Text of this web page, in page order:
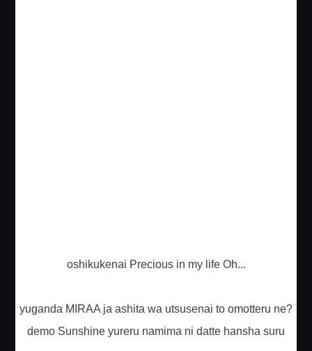
oshikukenai Precious in my life Oh...
yuganda MIRAA ja ashita wa utsusenai to omotteru ne?
demo Sunshine yureru namima ni datte hansha suru